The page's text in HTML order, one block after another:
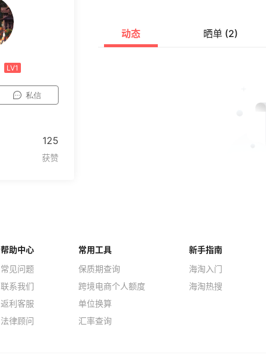
LV1
私信
125
动态 晒单 (2)
帮助中心
常见问题
联系我们
返利客服
法律顾问
常用工具
保质期查询
跨境电商个人额度
单位换算
汇率查询
新手指南
海淘入门
海淘热搜